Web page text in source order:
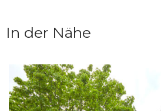
In der Nähe